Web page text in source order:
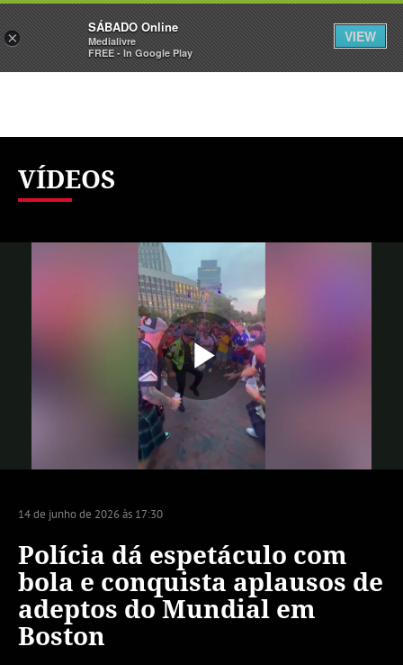
Sábado Assine Iniciar Sessão
VÍDEOS
14 de junho de 2026 às 17:30
Polícia dá espetáculo com
bola e conquista aplausos de
adeptos do Mundial em
Boston
×
SÁBADO Online
Medialivre
FREE - In Google Play
VIEW